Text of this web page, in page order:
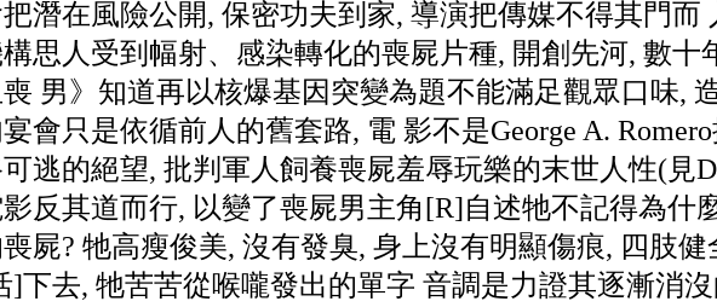
潛在風險公開, 保密功夫到家, 導演把傳媒不得其門而
思人受到幅射、感染轉化的喪屍片種, 開創先河, 數十
喪 男》知道再以核爆基因突變為題不能滿足觀眾口味,
會只是依循前人的舊套路, 電 影不是George A.
逃的絕望, 批判軍人飼養喪屍羞辱玩樂的末世人性(見
影反其道而行, 以變了喪屍男主角[R]自述牠不記得為什
屍? 牠高瘦俊美, 沒有發臭, 身上沒有明顯傷痕, 四肢
]下去, 牠苦苦從喉嚨發出的單字 音調是力證其逐漸消